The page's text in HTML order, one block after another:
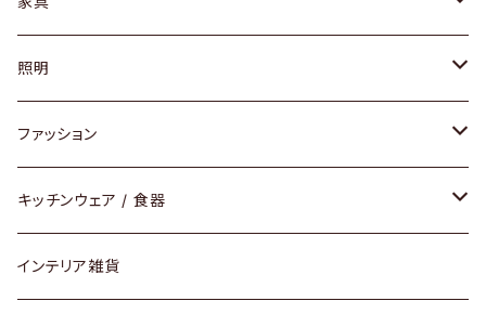
ソファ / ベンチ
チェア / スツール
ダイニングセット / ダイニングテーブル
ローテーブル / サイドテーブル
照明
ペンダントライト
テーブルランプ / デスクスタンド
フロアライト
ファッション
アクセサリー
リング
財布
キッチンウェア / 食器
グラス / タンブラー
インテリア雑貨